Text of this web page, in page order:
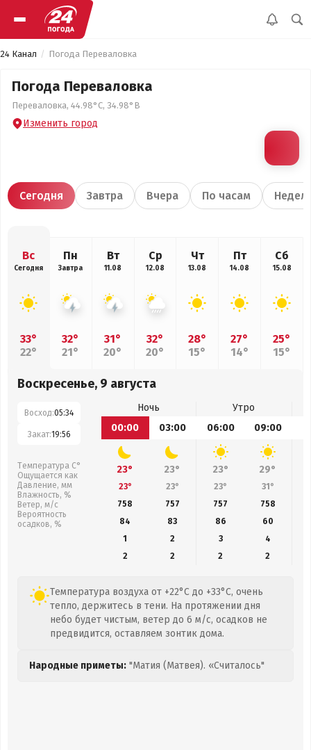
24 Канал Погода Переваловка
Погода Переваловка
Переваловка, 44.98°С, 34.98°В
Изменить город
Сегодня Завтра Вчера По часам
Вс
Сегодня
33°
22°
Пн
Завтра
32°
21°
Вт
11.08
31°
20°
Ср
12.08
32°
20°
Чт
13.08
28°
15°
Пт
14.08
27°
14°
Сб
15.08
25°
15°
Воскресенье, 9 августа
Восход:05:34
Закат:19:56
Температура С°
Ощущается как
Давление, мм
Влажность, %
Ветер, м/с
Вероятность
осадков, %
Ночь
Утро
00:00
03:00 06:00 09:00
23° 23° 23° 29°
23° 23° 23° 31°
758
757 757 758
84
83 86 60
1
2 3
4
2
2 2 2
Температура воздуха от +22°C до +33°C, очень
тепло, держитесь в тени. На протяжении дня
небо будет чистым, ветер до 6 м/с, осадков не
предвидится, оставляем зонтик дома.
Народные приметы: "Матия (Матвея). «Считалось"